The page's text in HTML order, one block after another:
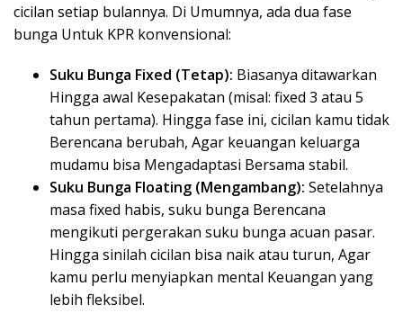
cicilan setiap bulannya. Di Umumnya, ada dua fase
bunga Untuk KPR konvensional:
Suku Bunga Fixed (Tetap): Biasanya ditawarkan
Hingga awal Kesepakatan (misal: fixed 3 atau 5
tahun pertama). Hingga fase ini, cicilan kamu tidak
Berencana berubah, Agar keuangan keluarga
mudamu bisa Mengadaptasi Bersama stabil.
Suku Bunga Floating (Mengambang): Setelahnya
masa fixed habis, suku bunga Berencana
mengikuti pergerakan suku bunga acuan pasar.
Hingga sinilah cicilan bisa naik atau turun, Agar
kamu perlu menyiapkan mental Keuangan yang
lebih fleksibel.